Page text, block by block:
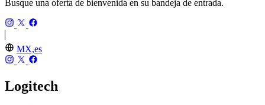
Busque una oferta de bienvenida en su bandeja de entrada.
MX,es
Logitech